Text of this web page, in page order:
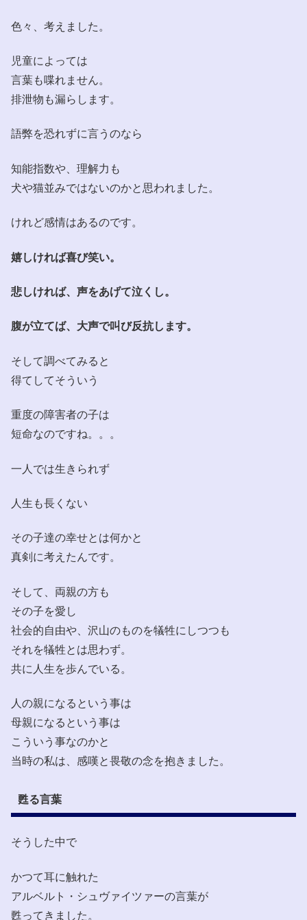
色々、考えました。
児童によっては
言葉も喋れません。
排泄物も漏らします。
語弊を恐れずに言うのなら
知能指数や、理解力も
犬や猫並みではないのかと思われました。
けれど感情はあるのです。
嬉しければ喜び笑い。
悲しければ、声をあげて泣くし。
腹が立てば、大声で叫び反抗します。
そして調べてみると
得てしてそういう
重度の障害者の子は
短命なのですね。。。
一人では生きられず
人生も長くない
その子達の幸せとは何かと
真剣に考えたんです。
そして、両親の方も
その子を愛し
社会的自由や、沢山のものを犠牲にしつつも
それを犠牲とは思わず。
共に人生を歩んでいる。
人の親になるという事は
母親になるという事は
こういう事なのかと
当時の私は、感嘆と畏敬の念を抱きました。
甦る言葉
そうした中で
かつて耳に触れた
アルベルト・シュヴァイツァーの言葉が
甦ってきました。